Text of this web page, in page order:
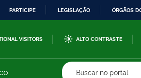
PARTICIPE LEGISLAÇÃO ÓRGÃOS
VISITORS ALTO CONTRASTE
Buscar no portal